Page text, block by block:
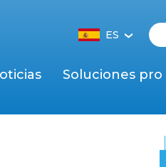
ES‹
Soluciones pro